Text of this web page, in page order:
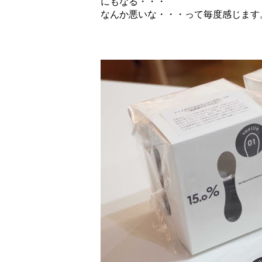
なんか悪いな・・・って毎度感じます